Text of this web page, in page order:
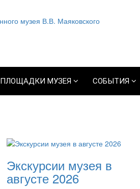
ПЛОЩАДКИ МУЗЕЯ СОБЫТИЯ
Экскурсии музея в
августе 2026